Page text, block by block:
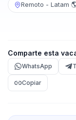
Remoto - Latam
Comparte esta
WhatsApp
Copiar